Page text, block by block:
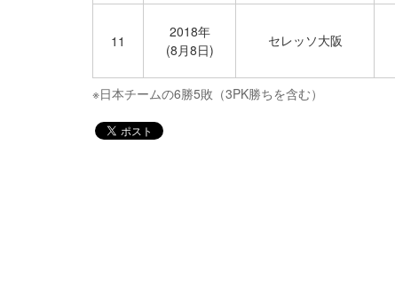
11
2018年
(8月8日)
セレッソ大阪
※日本チームの6勝5敗（3PK勝ちを含む）